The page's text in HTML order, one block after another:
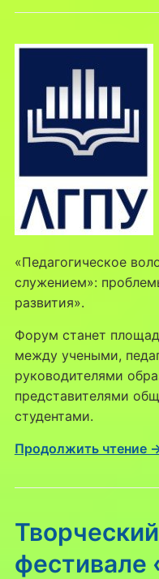
«Педагогическое
служением»:
развития».
Форум станет
между учеными,
руководителями
представителями
студентами.
Продолжить чтение
фестивале